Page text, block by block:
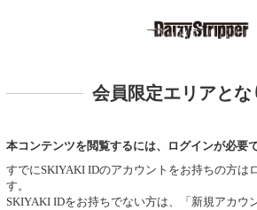
会員限定エリアとな
本コンテンツを閲覧するには、ログインが必要で
すでにSKIYAKI IDのアカウントをお持ちの方は
す。
SKIYAKI IDをお持ちでない方は、「新規アカウ